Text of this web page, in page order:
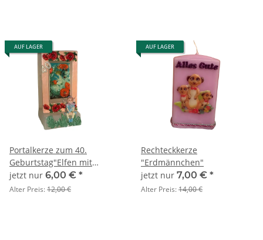
AUF LAGER
Portalkerze zum 40.
Geburtstag"Elfen mit
Mohnblumen"
jetzt nur 6,00 € *
Alter Preis:12,00 €
AUF LAGER
Rechteckkerze
"Erdmännchen"
jetzt nur 7,00 € *
Alter Preis:14,00 €